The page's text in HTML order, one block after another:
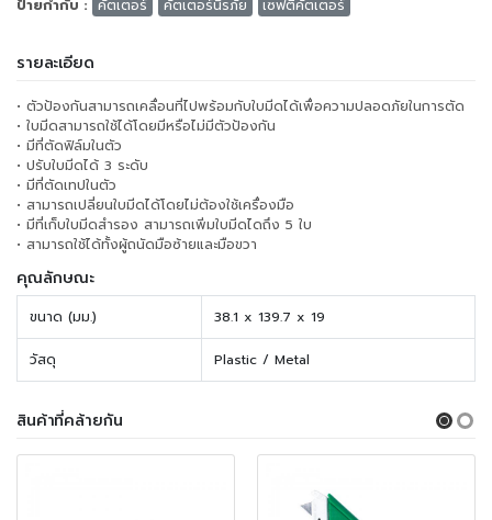
ป้ายกำกับ : คัตเตอร์ คัตเตอร์นิรภัย เซฟตี้คัตเตอร์
รายละเอียด
• ตัวป้องกันสามารถเคลื่อนที่ไปพร้อมกับใบมีดได้เพื่อความปลอดภัยในการตัด
• ใบมีดสามารถใช้ได้โดยมีหรือไม่มีตัวป้องกัน
• มีที่ตัดฟิล์มในตัว
• ปรับใบมีดได้ 3 ระดับ
• มีที่ตัดเทปในตัว
• สามารถเปลี่ยนใบมีดได้โดยไม่ต้องใช้เครื่องมือ
• มีที่เก็บใบมีดสำรอง สามารถเพิ่มใบมีดไดถึง 5 ใบ
• สามารถใช้ได้ทั้งผู้ถนัดมือซ้ายและมือขวา
คุณลักษณะ
ขนาด (มม.) 38.1 x 139.7 x 19
วัสดุ Plastic / Metal
สินค้าที่คล้ายกัน